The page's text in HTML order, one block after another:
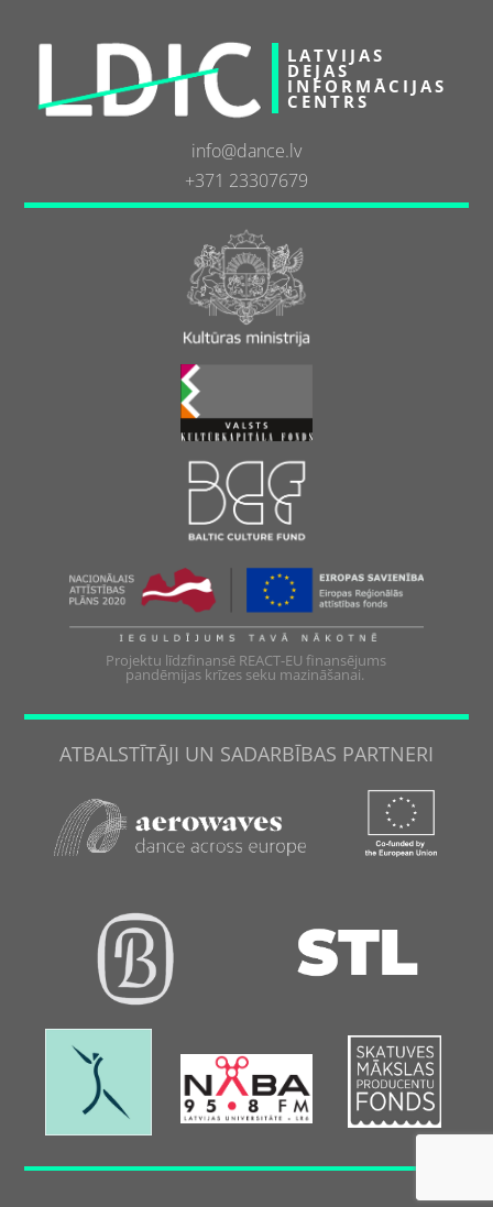
LATVIJAS
DEJAS
INFORMĀCIJAS
CENTRS
info@dance.lv
+371 23307679
Projektu līdzfinansē REACT-EU finansējums
pandēmijas krīzes seku mazināšanai.
ATBALSTĪTĀJI UN SADARBĪBAS PARTNERI